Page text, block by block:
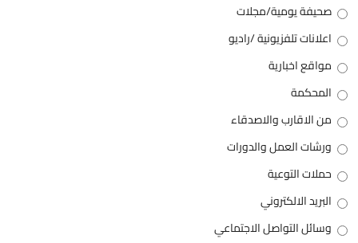
صحيفة يومية/مجلات
اعلانات تلفزيونية /راديو
مواقع اخبارية
المحكمة
من الاقارب والاصدقاء
ورشات العمل والدورات
حملات التوعية
البريد الالكتروني
وسائل التواصل الاجتماعي